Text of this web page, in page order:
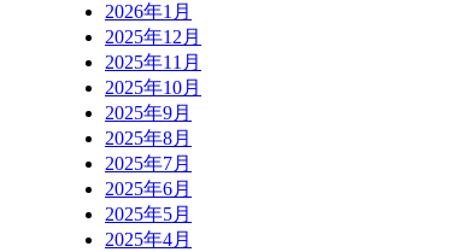
2026年1月
2025年12月
2025年11月
2025年10月
2025年9月
2025年8月
2025年7月
2025年6月
2025年5月
2025年4月